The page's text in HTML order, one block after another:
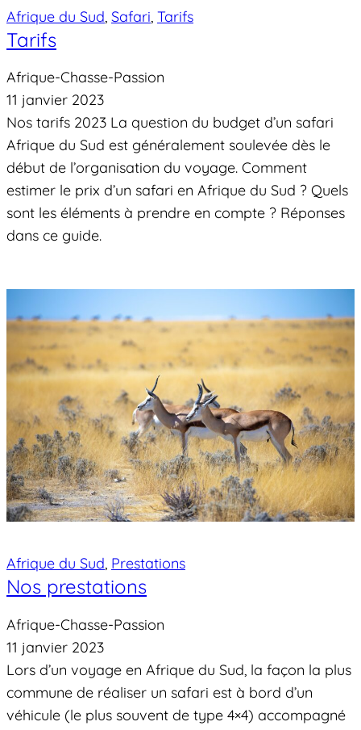
Afrique du Sud Safari Tarifs
Tarifs
Afrique-Chasse-Passion
11 janvier 2023
Nos tarifs 2023 La question du budget d’un safari
Afrique du Sud est généralement soulevée dès le
début de l’organisation du voyage. Comment
estimer le prix d’un safari en Afrique du Sud ? Quels
sont les éléments à prendre en compte ? Réponses
dans ce guide.
Afrique du Sud, Prestations
Nos prestations
Afrique-Chasse-Passion
11 janvier 2023
Lors d’un voyage en Afrique du Sud, la façon la plus
commune de réaliser un safari est à bord d’un
véhicule (le plus souvent de type 4×4) accompagné